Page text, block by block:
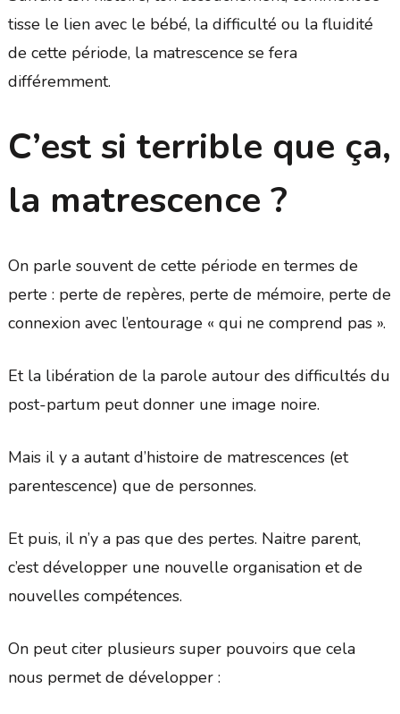
tisse le lien avec le bébé, la difficulté ou la fluidité
de cette période, la matrescence se fera
différemment.
C’est si terrible que ça,
la matrescence ?
On parle souvent de cette période en termes de
perte : perte de repères, perte de mémoire, perte de
connexion avec l’entourage « qui ne comprend pas ».
Et la libération de la parole autour des difficultés du
post-partum peut donner une image noire.
Mais il y a autant d’histoire de matrescences (et
parentescence) que de personnes.
Et puis, il n’y a pas que des pertes. Naitre parent,
c’est développer une nouvelle organisation et de
nouvelles compétences.
On peut citer plusieurs super pouvoirs que cela
nous permet de développer :